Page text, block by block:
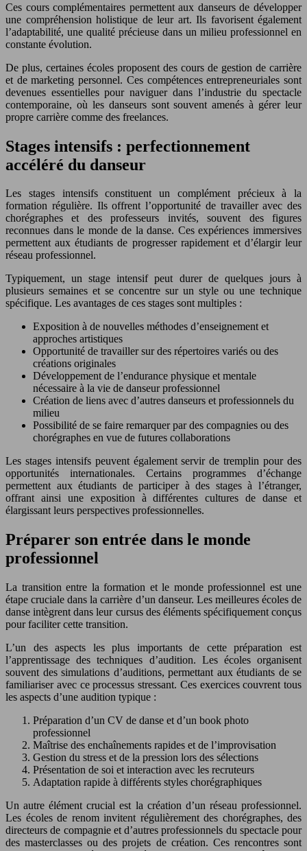
Ces cours complémentaires permettent aux danseurs de développer
une compréhension holistique de leur art. Ils favorisent également
l’adaptabilité, une qualité précieuse dans un milieu professionnel en
constante évolution.
De plus, certaines écoles proposent des cours de gestion de carrière
et de marketing personnel. Ces compétences entrepreneuriales sont
devenues essentielles pour naviguer dans l’industrie du spectacle
contemporaine, où les danseurs sont souvent amenés à gérer leur
propre carrière comme des freelances.
Stages intensifs : perfectionnement
accéléré du danseur
Les stages intensifs constituent un complément précieux à la
formation régulière. Ils offrent l’opportunité de travailler avec des
chorégraphes et des professeurs invités, souvent des figures
reconnues dans le monde de la danse. Ces expériences immersives
permettent aux étudiants de progresser rapidement et d’élargir leur
réseau professionnel.
Typiquement, un stage intensif peut durer de quelques jours à
plusieurs semaines et se concentre sur un style ou une technique
spécifique. Les avantages de ces stages sont multiples :
Exposition à de nouvelles méthodes d’enseignement et
approches artistiques
Opportunité de travailler sur des répertoires variés ou des
créations originales
Développement de l’endurance physique et mentale
nécessaire à la vie de danseur professionnel
Création de liens avec d’autres danseurs et professionnels du
milieu
Possibilité de se faire remarquer par des compagnies ou des
chorégraphes en vue de futures collaborations
Les stages intensifs peuvent également servir de tremplin pour des
opportunités internationales. Certains programmes d’échange
permettent aux étudiants de participer à des stages à l’étranger,
offrant ainsi une exposition à différentes cultures de danse et
élargissant leurs perspectives professionnelles.
Préparer son entrée dans le monde
professionnel
La transition entre la formation et le monde professionnel est une
étape cruciale dans la carrière d’un danseur. Les meilleures écoles de
danse intègrent dans leur cursus des éléments spécifiquement conçus
pour faciliter cette transition.
L’un des aspects les plus importants de cette préparation est
l’apprentissage des techniques d’audition. Les écoles organisent
souvent des simulations d’auditions, permettant aux étudiants de se
familiariser avec ce processus stressant. Ces exercices couvrent tous
les aspects d’une audition typique :
Préparation d’un CV de danse et d’un book photo
professionnel
Maîtrise des enchaînements rapides et de l’improvisation
Gestion du stress et de la pression lors des sélections
Présentation de soi et interaction avec les recruteurs
Adaptation rapide à différents styles chorégraphiques
Un autre élément crucial est la création d’un réseau professionnel.
Les écoles de renom invitent régulièrement des chorégraphes, des
directeurs de compagnie et d’autres professionnels du spectacle pour
des masterclasses ou des projets de création. Ces rencontres sont